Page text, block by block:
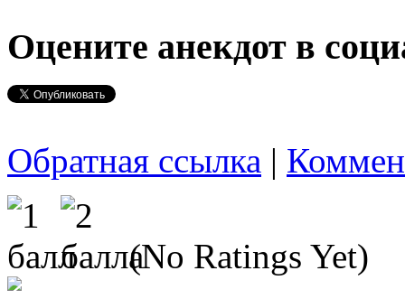
Оцените анекдот в
Обратная ссылка |
(No Ratings Yet)